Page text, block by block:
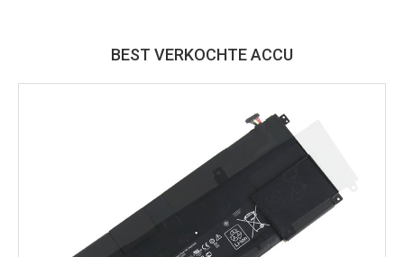
BEST VERKOCHTE ACCU